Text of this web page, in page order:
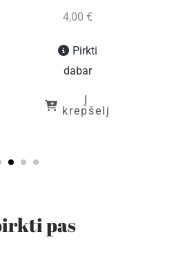
4,00 €
Pirkti
dabar
krepšelį
pas